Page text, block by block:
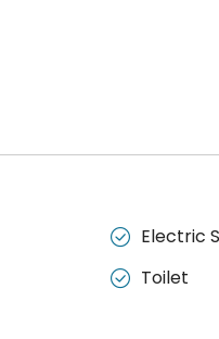
 Electric
 Toilet